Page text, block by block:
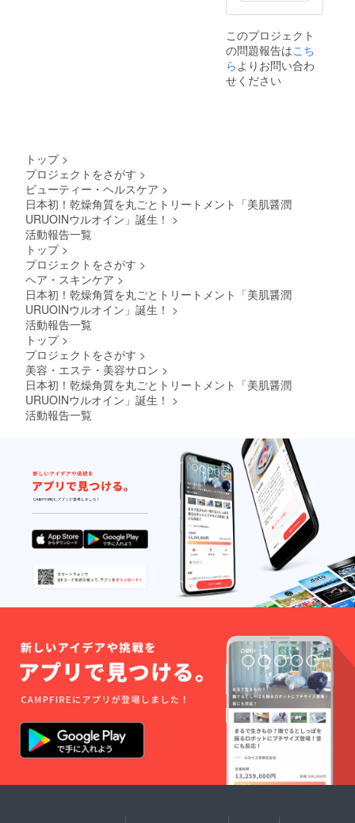
このプロジェクト
の問題報告はこち
らよりお問い合わ
せください
トップ >
プロジェクトをさがす >
ビューティー・ヘルスケア >
日本初！乾燥角質を丸ごとトリートメント「美肌醤潤
URUOINウルオイン」誕生！ >
活動報告一覧
トップ >
プロジェクトをさがす >
ヘア・スキンケア >
日本初！乾燥角質を丸ごとトリートメント「美肌醤潤
URUOINウルオイン」誕生！ >
活動報告一覧
トップ >
プロジェクトをさがす >
美容・エステ・美容サロン >
日本初！乾燥角質を丸ごとトリートメント「美肌醤潤
URUOINウルオイン」誕生！ >
活動報告一覧